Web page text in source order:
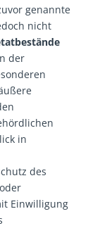
genannte
nicht
der
in
des
Einwilligung